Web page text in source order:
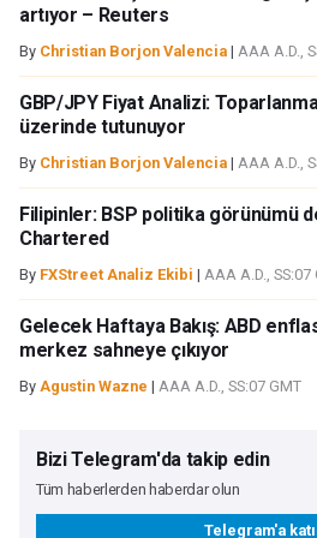
artıyor – Reuters
By Christian Borjon Valencia | AAA A.D.,
GBP/JPY Fiyat Analizi:
üzerinde tutunuyor
By Christian Borjon Valencia | AAA A.D.,
Filipinler: BSP politika görünümü
Chartered
By FXStreet Analiz Ekibi | AAA A.D., SS:07
Gelecek Haftaya Bakış: ABD
merkez sahneye çıkıyor
By Agustin Wazne | AAA A.D., SS:07 GMT
Bizi Telegram'da takip edin
Tüm haberlerden haberdar olun
Telegram'a